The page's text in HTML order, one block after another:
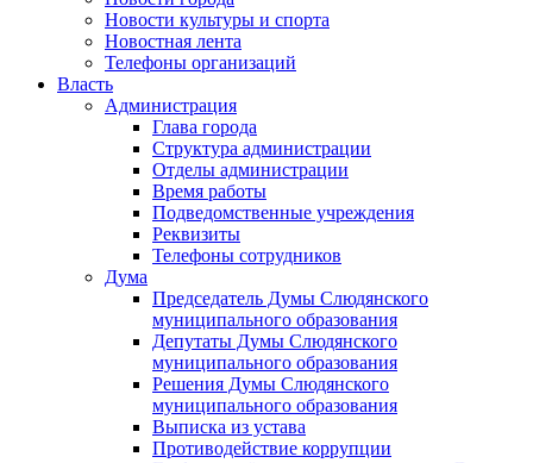
Новости культуры и спорта
Новостная лента
Телефоны организаций
Власть
Администрация
Глава города
Структура администрации
Отделы администрации
Время работы
Подведомственные учреждения
Реквизиты
Телефоны сотрудников
Дума
Председатель Думы Слюдянского
муниципального образования
Депутаты Думы Слюдянского
муниципального образования
Решения Думы Слюдянского
муниципального образования
Выписка из устава
Противодействие коррупции